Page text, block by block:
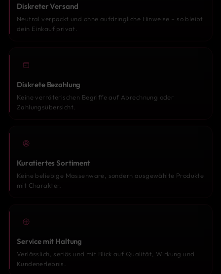
Diskreter Versand
Neutral verpackt und ohne aufdringliche Hinweise – so bleibt
dein Einkauf privat.
Diskrete Bezahlung
Keine verräterischen Begriffe auf Abrechnung oder
Zahlungsübersicht.
Kuratiertes Sortiment
Keine beliebige Massenware, sondern ausgewählte Produkte
mit Charakter.
Service mit Haltung
Verlässlich, seriös und mit Blick auf Qualität, Wirkung und
Kundenerlebnis.